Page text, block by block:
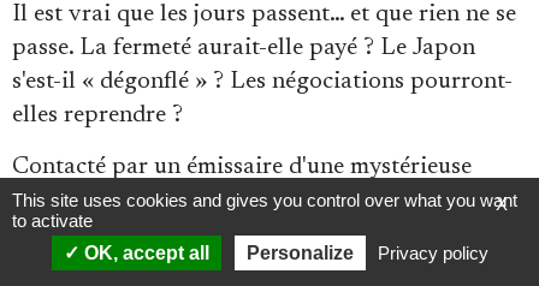
Il est vrai que les jours passent… et que rien ne se
passe. La fermeté aurait-elle payé ? Le Japon
s'est-il « dégonflé » ? Les négociations pourront-
elles reprendre ?
Contacté par un émissaire d'une mystérieuse
faction pacifiste japonaise, Roosevelt l'espère, et
envisage même d'écrire une lettre à Hiro-Hito
pour sauver la paix[23]. Cette lettre ne sera
X
This site uses cookies and gives you control over what you want
to activate
OK, accept all
Personalize Privacy policy